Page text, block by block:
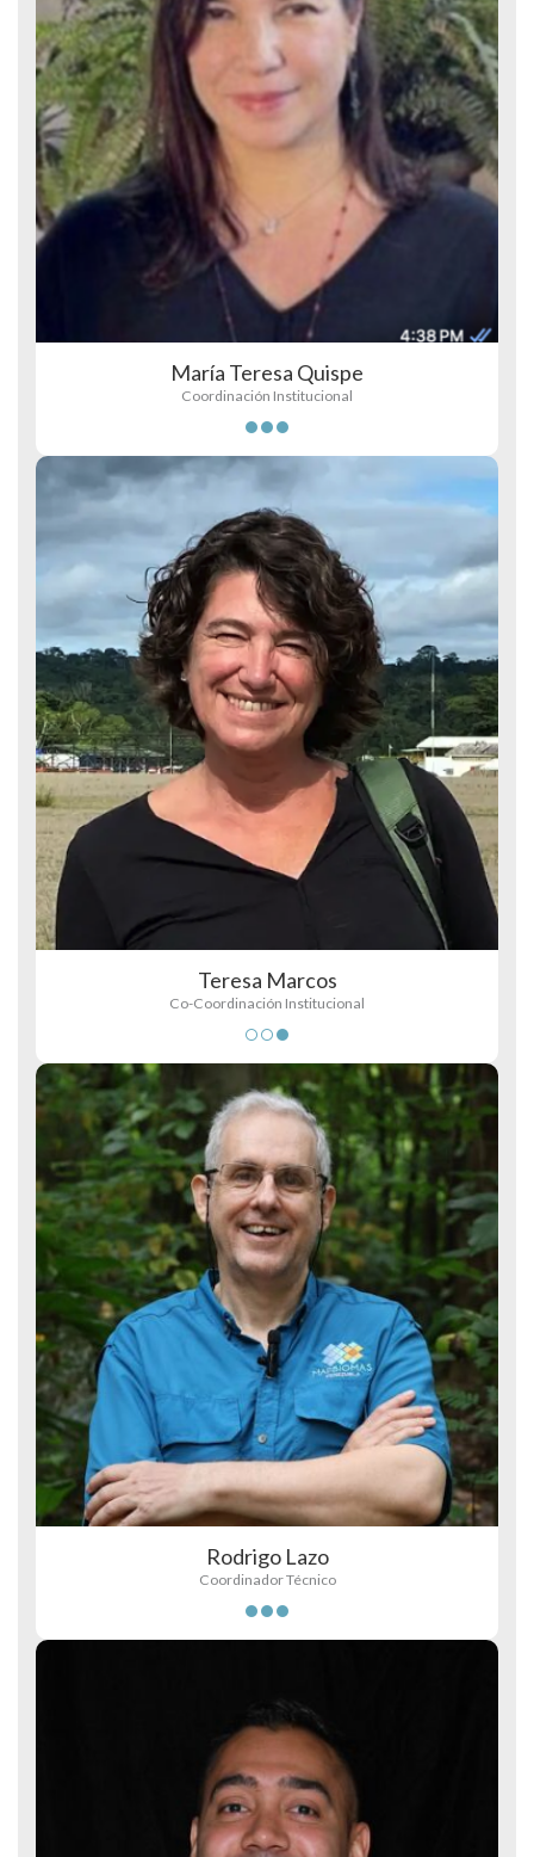
María Teresa Quispe
Coordinación Institucional
Teresa Marcos
Co-Coordinación Institucional
Rodrigo Lazo
Coordinador Técnico